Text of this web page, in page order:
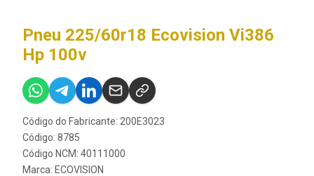
Pneu 225/60r18 Ecovision Vi386
Hp 100v
Código do Fabricante: 200E3023
Código: 8785
Código NCM: 40111000
Marca: ECOVISION